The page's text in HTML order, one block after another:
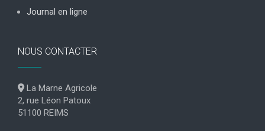
Journal en ligne
NOUS CONTACTER
La Marne Agricole
2, rue Léon Patoux
51100 REIMS